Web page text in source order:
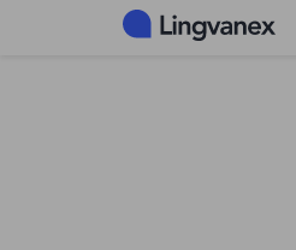
Cookie-fayllarni boshqarish paneli